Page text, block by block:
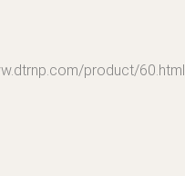
product/60.html